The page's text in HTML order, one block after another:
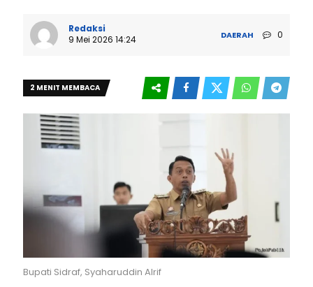
Redaksi
9 Mei 2026 14:24
DAERAH 0
2 MENIT MEMBACA
Bupati Sidraf, Syaharuddin Alrif